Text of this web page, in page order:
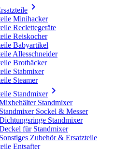

Minihacker
Reclettegeräte
Reiskocher
Babyartikel
Allesschneider
Brotbäcker
Stabmixer
Steamer
Standmixer
Standmixer
Standmixer Sockel & Messer
Standmixer
für Standmixer
Sonstiges Zubehör & Ersatzteile
Entsafter